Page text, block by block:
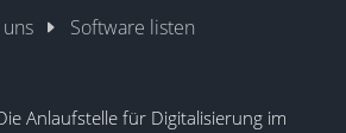
Software listen
Anlaufstelle für Digitalisierung im